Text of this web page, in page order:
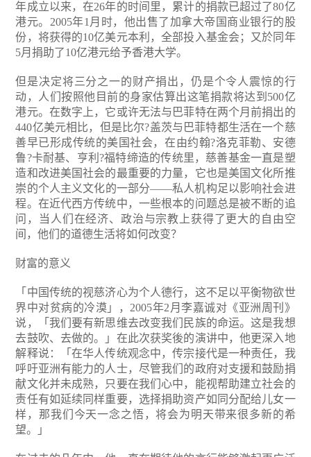
年成立以来，在26年的时间里，累计的捐款已超过了80亿
港元。2005年1月时，他出售了加拿大帝国商业银行的股
份，将获得的10亿美元本利，全部投入基金会；又於同年
5月捐助了10亿港元给予香港大学。
但是决定将三分之一的财产捐出，仍是个令人震惊的行
动，人们按照他目前的身家估算出这笔捐款将达到500亿
港元。在数字上，它或许无法与巴菲特在两个月前捐出的
440亿美元相比，但是比尔?盖茨与巴菲特都生活在一个慈
善早已形成传统的美国社会，在由约翰?洛克菲勒、安德
鲁?卡耐基、亨利?福特缔造的传统里，慈善基金一直是塑
造和改进美国社会的最重要的力量，它也是美国文化所推
崇的个人主义文化的一部分——私人机构足以影响社会进
程。在近代西方传统中，一些根本的问题总是被不断的追
问，当人们在经济、政治与宗教上获得了更大的自由空
间，他们的道德生活将如何改变？
财富的意义
「中国传统的视慈济心为个人德行，这不足以平衡物欲世
界中对贫病的冷漠」，2005年2月李嘉诚对《亚洲周刊》
说，「我们要有新思维去改变我们民族的命运。这是我想
去鼓吹、去做的。」在此次获奖後的演讲中，他更深入地
解释说：「在华人传统观念中，传宗接代是一种责任，我
呼吁亚洲有能力的人士，尽管我们的政府对支援和鼓励捐
献文化并未成熟，只要在我们心中，能视帮助建立社会的
责任有如延续同样重要，选择捐助资产如同分配给儿女一
样，那我们今天一念之悟，将会为明天带来很多新的希
望。」